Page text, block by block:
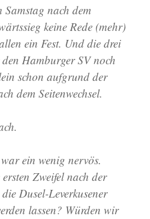
nach dem
keine Rede (mehr)
ein Fest. Und die drei
Hamburger SV noch
schon aufgrund der
dem Seitenwechsel.
ein wenig nervös.
Zweifel nach der
Dusel-Leverkusener
lassen? Würden wir